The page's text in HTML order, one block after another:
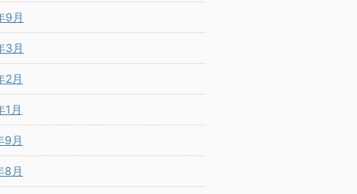
9月
3月
2月
1月
9月
8月